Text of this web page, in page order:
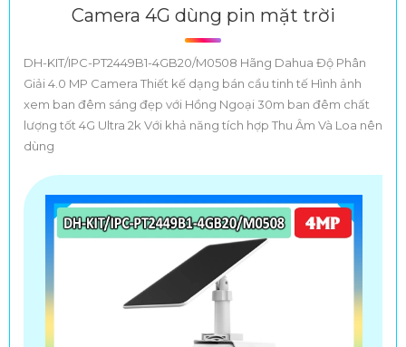
Camera 4G dùng pin mặt trời
DH-KIT/IPC-PT2449B1-4GB20/M0508 Hãng Dahua Độ Phân
Giải 4.0 MP Camera Thiết kế dạng bán cầu tinh tế Hình ảnh
xem ban đêm sáng đẹp với Hồng Ngoại 30m ban đêm chất
lượng tốt 4G Ultra 2k Với khả năng tích hợp Thu Âm Và Loa nên
dùng